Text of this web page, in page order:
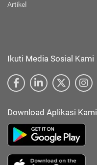
Artikel
Ikuti Media Sosial Kami
Download Aplikasi Kami